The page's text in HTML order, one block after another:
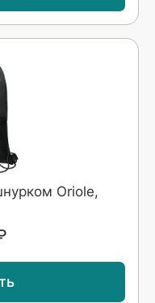
Oriole,